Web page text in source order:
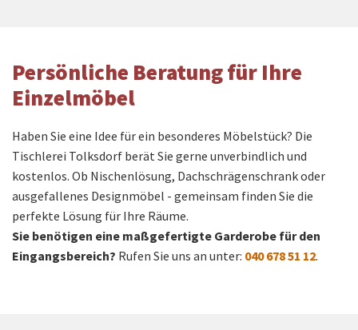
Persönliche Beratung für Ihre
Einzelmöbel
Haben Sie eine Idee für ein besonderes Möbelstück? Die
Tischlerei Tolksdorf berät Sie gerne unverbindlich und
kostenlos. Ob Nischenlösung, Dachschrägenschrank oder
ausgefallenes Designmöbel - gemeinsam finden Sie die
perfekte Lösung für Ihre Räume.
Sie benötigen eine maßgefertigte Garderobe für den
Eingangsbereich? Rufen Sie uns an unter: 040 678 51 12.